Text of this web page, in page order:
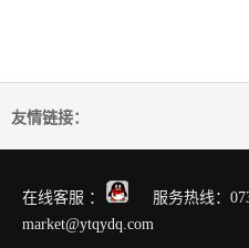
友情链接：
在线客服 ：
服务热线：
market@ytqydq.com